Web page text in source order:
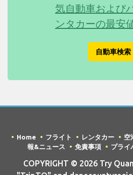
気自動車および
ンタカーの最安
自動車検索
Home フライト レンタカー 空
報&ニュース
免責事項 プライ
COPYRIGHT © 2026 Try